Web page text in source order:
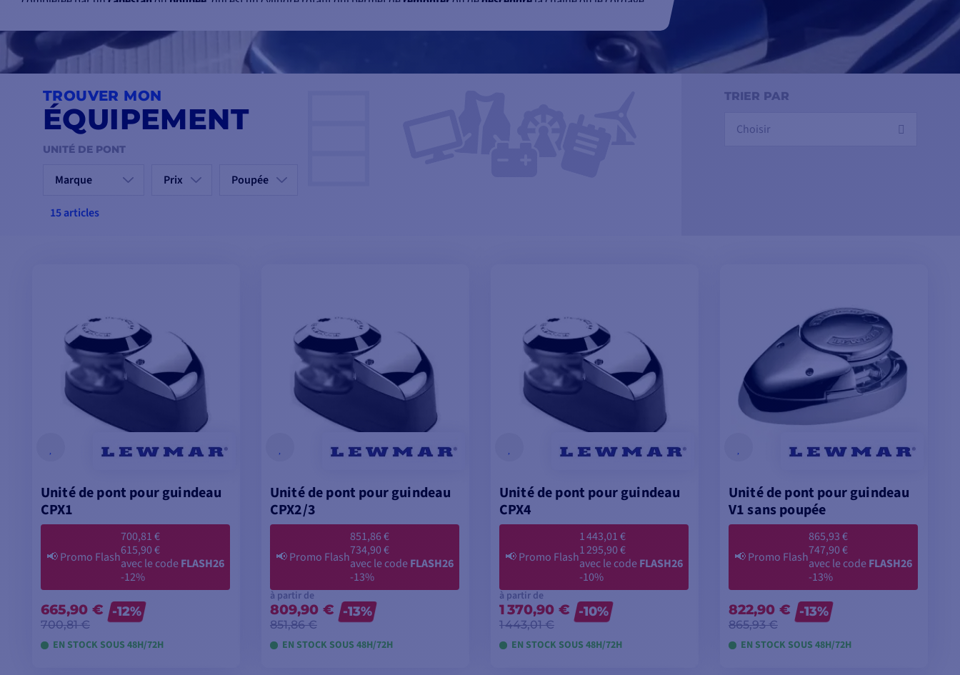
TROUVER MON
ÉQUIPEMENT
UNITÉ DE PONT
Prix Poupée
15 articles
TRIER PAR
Choisir
Unité de pont pour guindeau
CPX1
📢Promo Flash
700,81 €
615,90 €
avec le codeFLASH26
-12%
665,90 €
700,81 €
-12%
EN STOCK SOUS 48H/72H
Unité de pont pour guindeau
CPX2/3
📢Promo Flash
851,86 €
734,90 €
avec le codeFLASH26
-13%
à partir de
809,90 €
851,86 €
-13%
EN STOCK SOUS 48H/72H
Unité de pont pour guindeau
CPX4
📢Promo Flash
1 443,01 €
1 295,90 €
avec le codeFLASH26
-10%
à partir de
1 370,90 €
1 443,01 €
-10%
EN STOCK SOUS 48H/72H
Unité de pont pour guindeau
V1 sans poupée
📢Promo Flash
865,93 €
747,90 €
avec le codeFLASH26
-13%
822,90 €
865,93 €
-13%
EN STOCK SOUS 48H/72H